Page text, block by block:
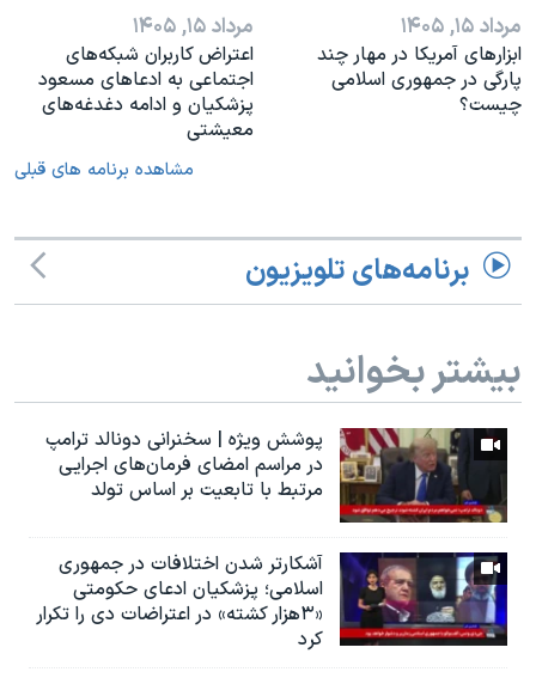
مرداد ۱۵, ۱۴۰۵
ابزارهای آمریکا در مهار چند
پارگی در جمهوری اسلامی
چیست؟
مرداد ۱۵, ۱۴۰۵
اعتراض کاربران شبکه‌های
اجتماعی به ادعاهای مسعود
پزشکیان و ادامه دغدغه‌های
معیشتی
مشاهده برنامه های قبلی
برنامه‌های تلویزیون
بیشتر بخوانید
پوشش ویژه | سخنرانی دونالد ترامپ
در مراسم امضای فرمان‌های اجرایی
مرتبط با تابعیت بر اساس تولد
آشکارتر شدن اختلافات در جمهوری
اسلامی؛ پزشکیان ادعای حکومتی
«۳هزار کشته» در اعتراضات دی را تکرار
کرد